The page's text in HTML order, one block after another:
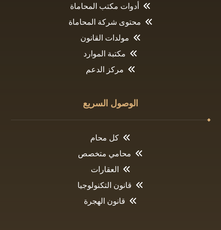
أدوات مكتب المحاماة
محتوى شركة المحاماة
مولدات القانون
مكتبة الموارد
مركز الدعم
الوصول السريع
كل محام
محامي متخصص
العقارات
قانون التكنولوجيا
قانون الهجرة